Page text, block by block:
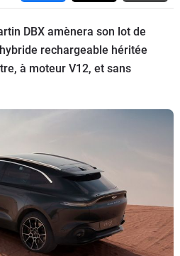
DBX amènera son lot de
rechargeable héritée
à moteur V12, et sans